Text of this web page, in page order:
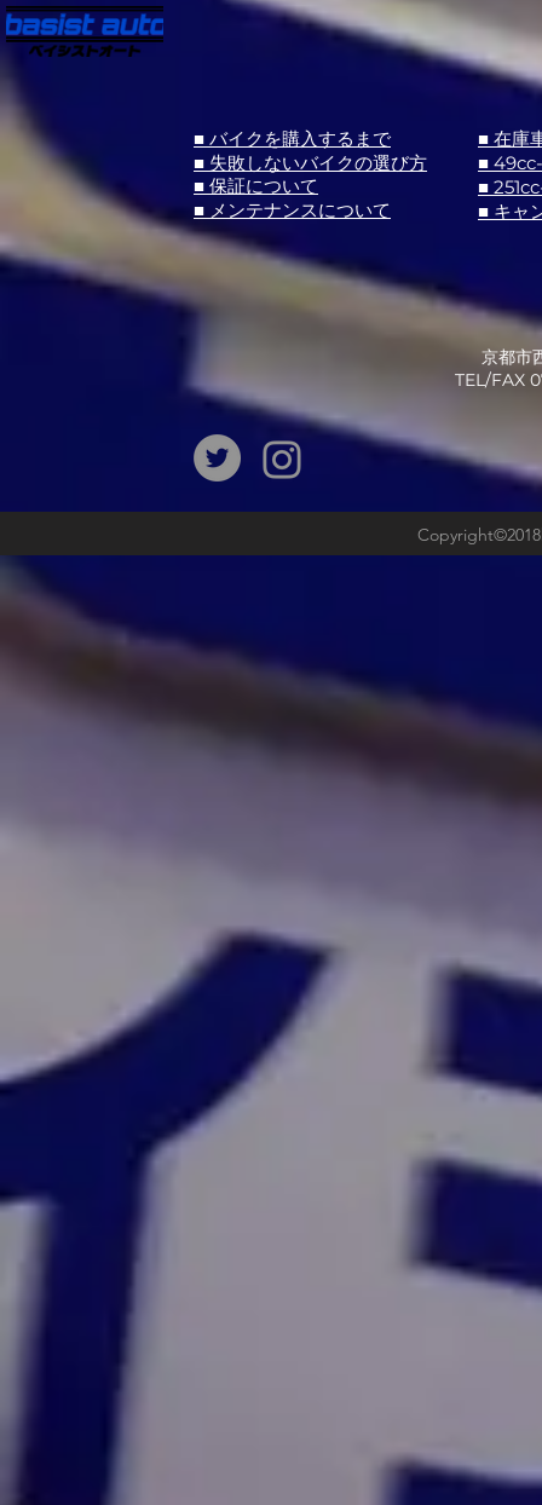
■ バイクを購入するまで
■ 失敗しないバイクの選び方
■ 保証について
■ メンテナンスについて
■ 在庫
■
■
■ キャ
京都市
​TEL/FAX